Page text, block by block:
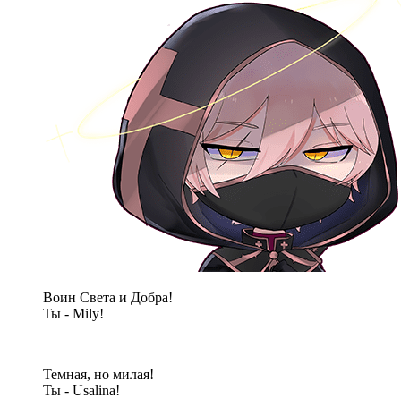
Воин Света и Добра!
Ты - Mily!
Темная, но милая!
Ты - Usalina!